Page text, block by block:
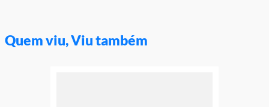
Quem viu, Viu também